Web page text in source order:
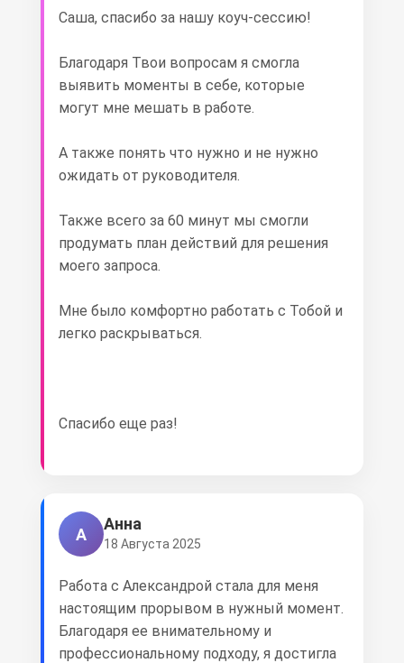
Саша, спасибо за нашу коуч-сессию!
Благодаря Твои вопросам я смогла
выявить моменты в себе, которые
могут мне мешать в работе.
А также понять что нужно и не нужно
ожидать от руководителя.
Также всего за 60 минут мы смогли
продумать план действий для решения
моего запроса.
Мне было комфортно работать с Тобой и
легко раскрываться.
Спасибо еще раз!
А
Анна
18 Августа 2025
Работа с Александрой стала для меня
настоящим прорывом в нужный момент.
Благодаря ее внимательному и
профессиональному подходу, я достигла